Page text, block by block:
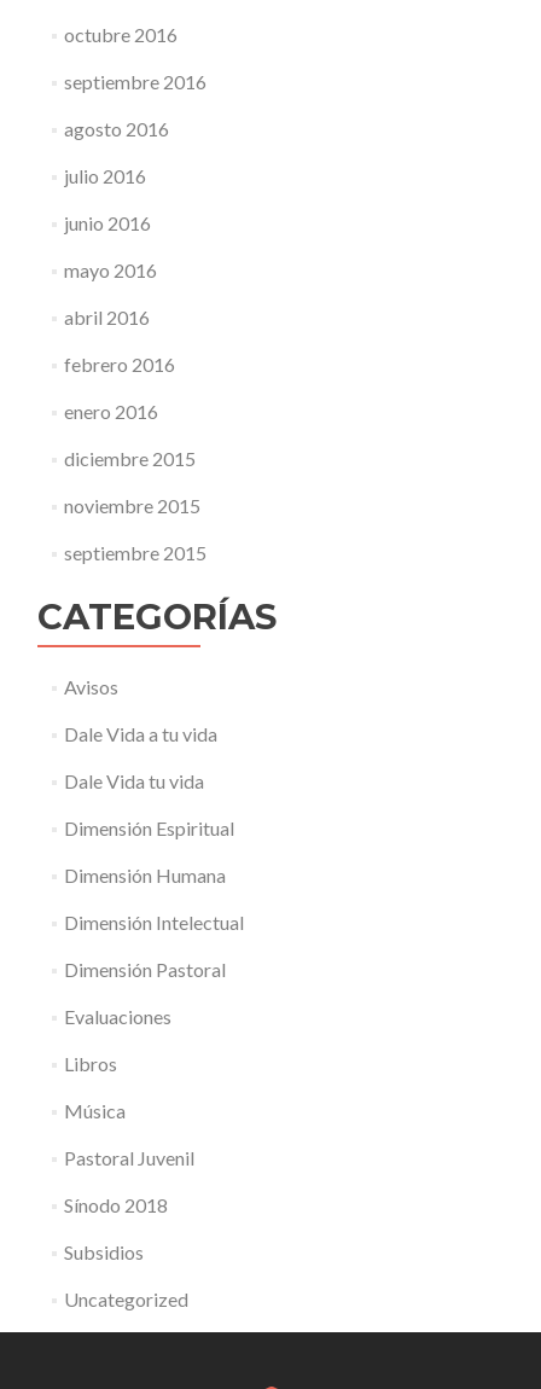
octubre 2016
septiembre 2016
agosto 2016
julio 2016
junio 2016
mayo 2016
abril 2016
febrero 2016
enero 2016
diciembre 2015
noviembre 2015
septiembre 2015
CATEGORÍAS
Avisos
Dale Vida a tu vida
Dale Vida tu vida
Dimensión Espiritual
Dimensión Humana
Dimensión Intelectual
Dimensión Pastoral
Evaluaciones
Libros
Música
Pastoral Juvenil
Sínodo 2018
Subsidios
Uncategorized